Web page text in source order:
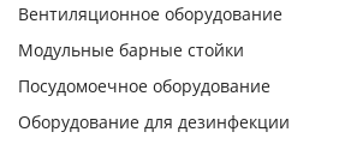
Вентиляционное оборудование
Модульные барные стойки
Посудомоечное оборудование
Оборудование для дезинфекции